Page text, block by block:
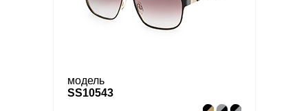
модель
SS10543